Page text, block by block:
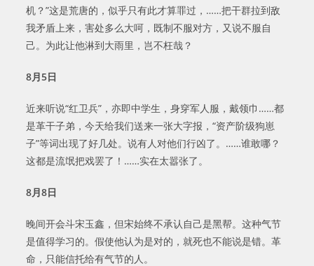
机？”这是荒唐的，似乎只有此才算罪过，……把干群拉到敌
我矛盾上来，害处多么大呵，既制不服对方，又说不服自
己。为此让他淋到大雨里，岂不枉哉？
8月5日
近来听说“红卫兵”，亦即中学生，身穿军人服，戴领巾……都
是革干子弟，今天给我们送来一张大字报，“资产阶级狗崽
子”等词出现了好几处。说有人对他们行凶了。……谁敢哪？
这都是流氓把戏罢了！……实在太嚣张了。
8月8日
晚间开会斗宋玉鑫，但宋始终不承认自己是黑帮。这种气节
是值得学习的。假使他认为是对的，就死也不能说是错。革
命，只能信托给有气节的人。